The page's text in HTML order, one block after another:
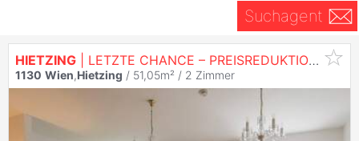
Suchagent
HIETZING | LETZTE CHANCE – PREISREDUKTION VON € 360.000 AUF NUR € 290.000!
1130 Wien,Hietzing / 51,05m² / 2 Zimmer